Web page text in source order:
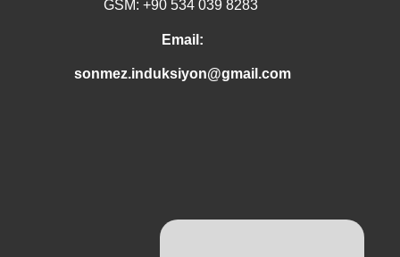
Email:
sonmez.induksiyon@gmail.com